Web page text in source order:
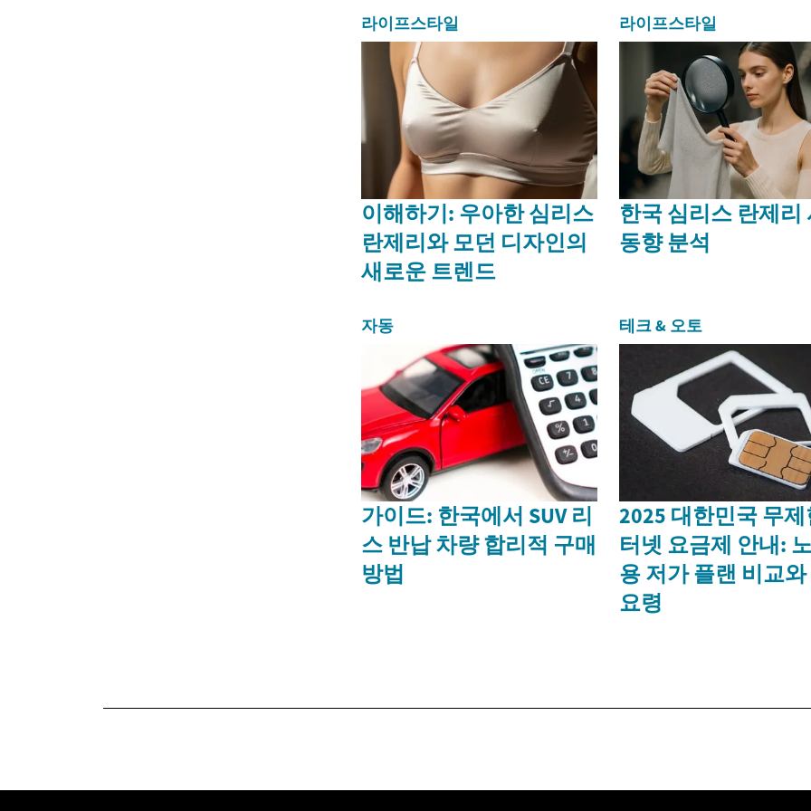
심각한 손상을 줄 수 있으며, 이는 누...
라이프스타일
이해하기: 우아한 심리스
란제리와 모던 디자인의
새로운 트렌드
라이프스타일
한국 심리스 란제리
동향 분석
자동
가이드: 한국에서 SUV 리
스 반납 차량 합리적 구매
방법
테크 & 오토
2025 대한민국 무
터넷 요금제 안내:
용 저가 플랜 비교
요령